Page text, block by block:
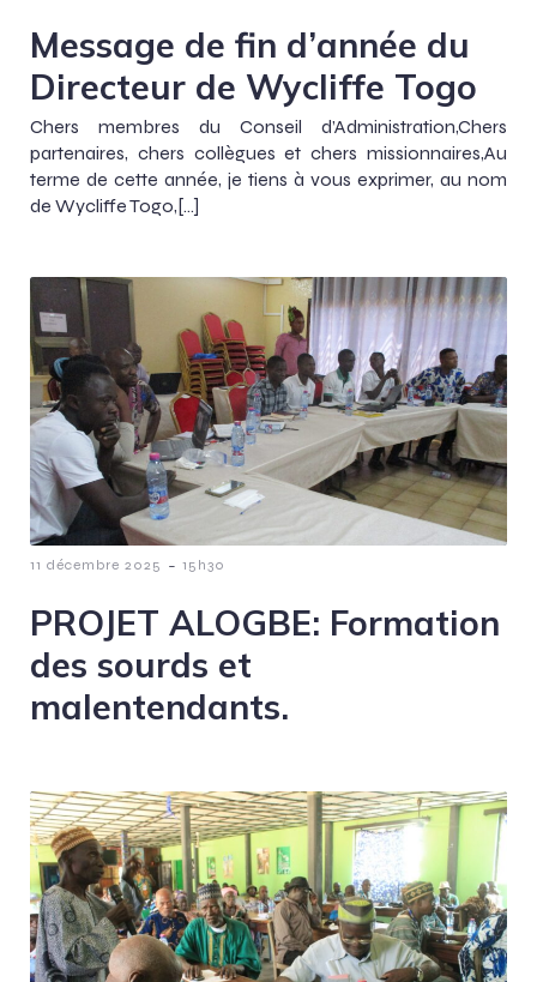
Message de fin d’année du
Directeur de Wycliffe Togo
Chers membres du Conseil d’Administration,Chers
partenaires, chers collègues et chers missionnaires,Au
terme de cette année, je tiens à vous exprimer, au nom
de Wycliffe Togo,[…]
11 décembre 2025 - 15h30
PROJET ALOGBE: Formation
des sourds et
malentendants.